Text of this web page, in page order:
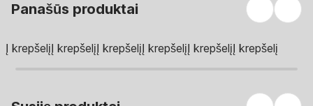
Panašūs produktai
Į krepšelįĮ krepšelįĮ krepšelįĮ krepšelįĮ krepšelįĮ krepšelį